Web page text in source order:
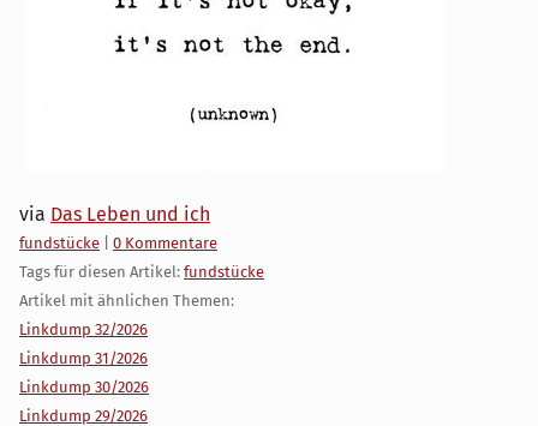
via Das Leben und ich
Kategorien:
fundstücke
0 Kommentare
Tags für diesen Artikel: fundstücke
Artikel mit ähnlichen Themen:
Linkdump 32/2026
Linkdump 31/2026
Linkdump 30/2026
Linkdump 29/2026